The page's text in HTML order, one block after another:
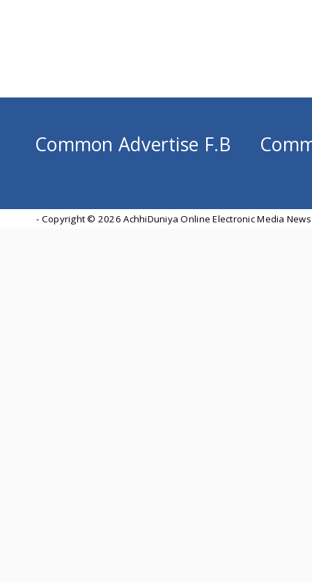
Common Advertise F.B
- Copyright © 2026 AchhiDuniya Online Electronic Media